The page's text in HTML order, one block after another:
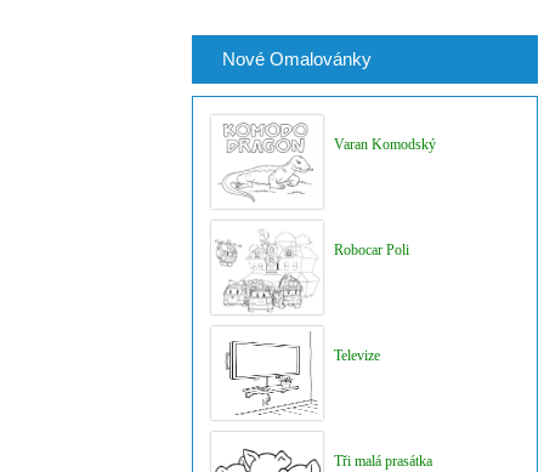
Nové Omalovánky
Varan Komodský
Robocar Poli
Televize
Tři malá prasátka